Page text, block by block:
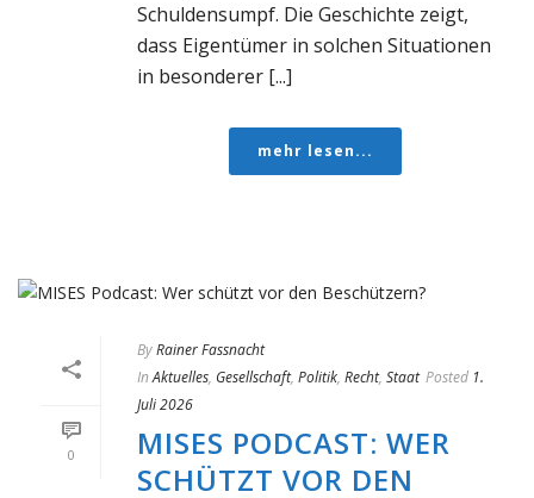
Schuldensumpf. Die Geschichte zeigt,
dass Eigentümer in solchen Situationen
in besonderer [...]
mehr lesen...
0
ByRainer Fassnacht
In Aktuelles, Gesellschaft, Politik, Recht, Staat Posted 1.
Juli 2026
MISES PODCAST: WER
SCHÜTZT VOR DEN